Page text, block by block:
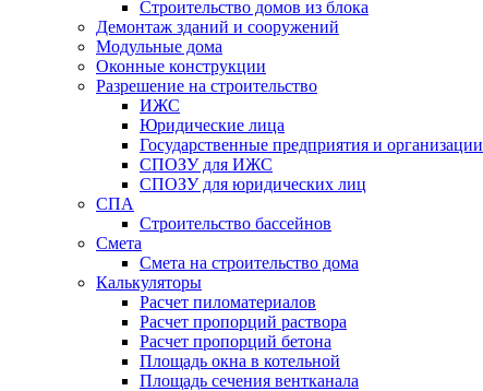
Строительство домов из блока
Демонтаж зданий и сооружений
Модульные дома
Оконные конструкции
Разрешение на строительство
ИЖС
Юридические лица
Государственные предприятия и организации
СПОЗУ для ИЖС
СПОЗУ для юридических лиц
СПА
Строительство бассейнов
Смета
Смета на строительство дома
Калькуляторы
Расчет пиломатериалов
Расчет пропорций раствора
Расчет пропорций бетона
Площадь окна в котельной
Площадь сечения вентканала